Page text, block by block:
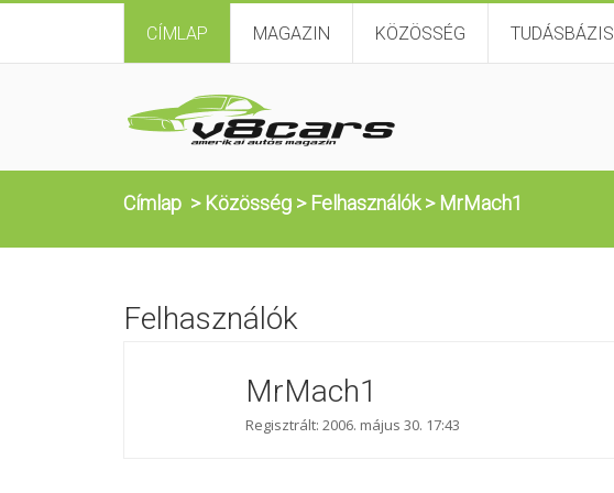
CÍMLAP MAGAZIN KÖZÖSSÉG TUDÁSBÁZIS
Címlap > Közösség > Felhasználók> MrMach1
Felhasználók
MrMach1
Regisztrált: 2006. május 30. 17:43